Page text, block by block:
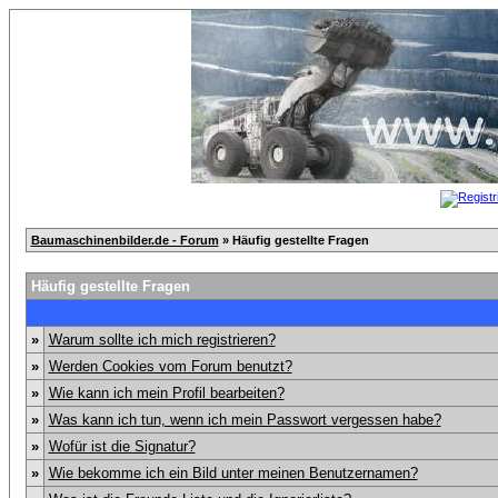
Baumaschinenbilder.de - Forum » Häufig gestellte Fragen
Häufig gestellte Fragen
»
Warum sollte ich mich registrieren?
»
Werden Cookies vom Forum benutzt?
»
Wie kann ich mein Profil bearbeiten?
»
Was kann ich tun, wenn ich mein Passwort vergessen habe?
»
Wofür ist die Signatur?
»
Wie bekomme ich ein Bild unter meinen Benutzernamen?